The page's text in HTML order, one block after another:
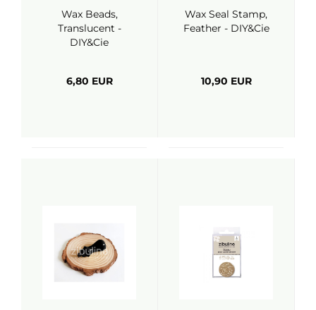
Wax Beads,
Translucent -
DIY&Cie
6,80 EUR
Wax Seal Stamp,
Feather - DIY&Cie
10,90 EUR